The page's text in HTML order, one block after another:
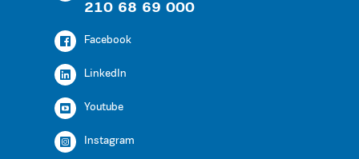
210 68 69 000
Facebook
LinkedIn
Youtube
Instagram